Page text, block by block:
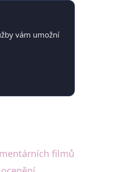
vám umožní
filmů